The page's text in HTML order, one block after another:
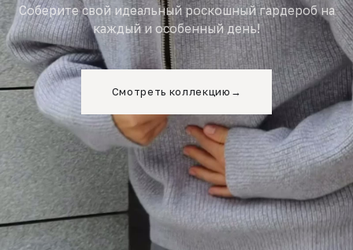
Соберите свой идеальный роскошный гардероб на
каждый и особенный день!
Смотреть коллекцию →